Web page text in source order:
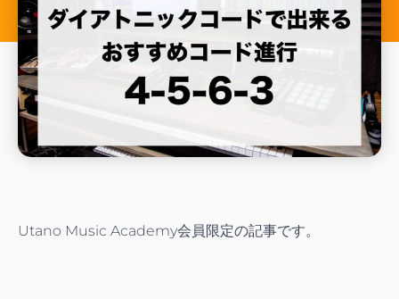
Utano Music Academy会員限定の記事です。